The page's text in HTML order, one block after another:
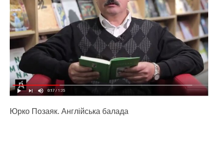
Юрко Позаяк. Англійська балада